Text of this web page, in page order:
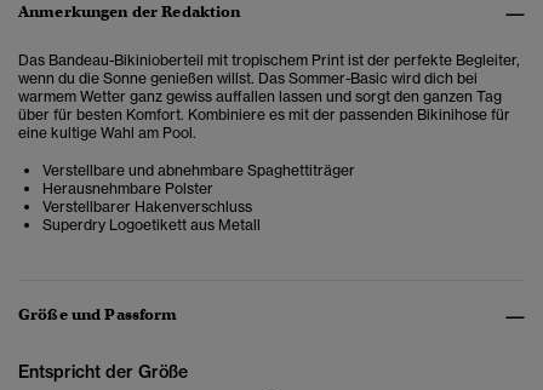
Anmerkungen der Redaktion
Das Bandeau-Bikinioberteil mit tropischem Print ist der perfekte Begleiter,
wenn du die Sonne genießen willst. Das Sommer-Basic wird dich bei
warmem Wetter ganz gewiss auffallen lassen und sorgt den ganzen Tag
über für besten Komfort. Kombiniere es mit der passenden Bikinihose für
eine kultige Wahl am Pool.
Verstellbare und abnehmbare Spaghettiträger
Herausnehmbare Polster
Verstellbarer Hakenverschluss
Superdry Logoetikett aus Metall
Größe und Passform
Entspricht der Größe